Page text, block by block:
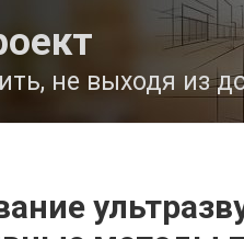
не выходя из